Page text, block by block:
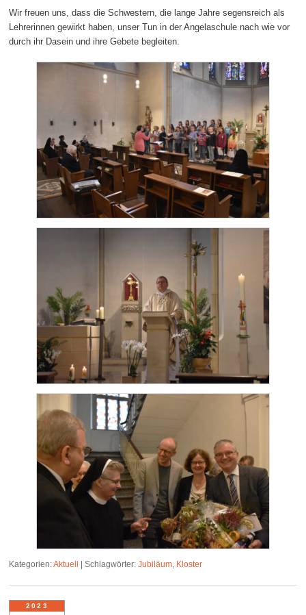
Wir freuen uns, dass die Schwestern, die lange Jahre segensreich als
Lehrerinnen gewirkt haben, unser Tun in der Angelaschule nach wie vor
durch ihr Dasein und ihre Gebete begleiten.
Kategorien:Aktuell |Schlagwörter: Jubiläum, Kloster
2023